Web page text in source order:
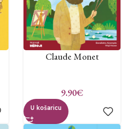
Claude Monet
9.90€
U košaricu